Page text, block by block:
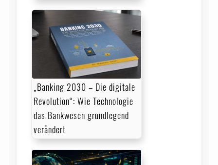
„Banking 2030 – Die digitale
Revolution“: Wie Technologie
das Bankwesen grundlegend
verändert